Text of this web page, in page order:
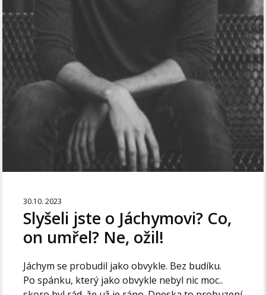
30.10. 2023
Slyšeli jste o Jáchymovi? Co,
on umřel? Ne, ožil!
Jáchym se probudil jako obvykle. Bez budíku.
Po spánku, který jako obvykle nebyl nic moc..